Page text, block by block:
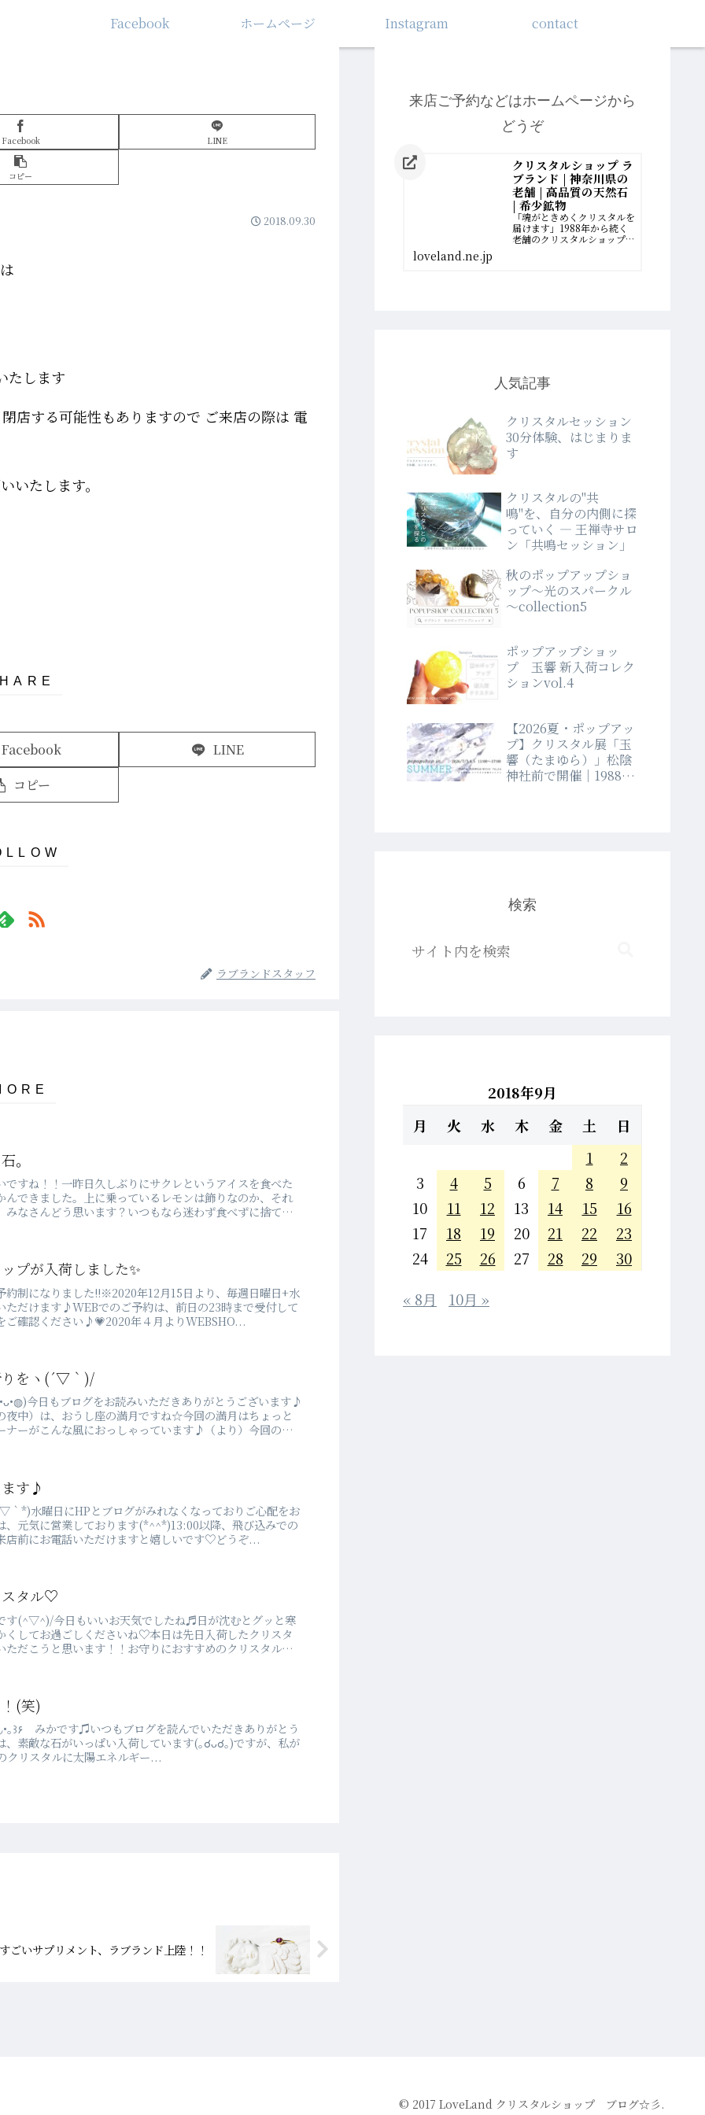
Facebook ホームぺージ Instagram contact
Facebook LINE
コピー
2018.09.30
たします
店する可能性もありますので ご来店の際は 電
いたします。
Facebook
LINE
コピー
ラブランドスタッフ
。
すね！！一昨日久しぶりにサクレというアイスを食べた
んできました。上に乗っているレモンは飾りなのか、それ
なさんどう思います？いつもなら迷わず食べずに捨てて
プが入荷しました✨
約制になりました!!※2020年12月15日より、毎週日曜日+水
ただけます♪WEBでのご予約は、前日の23時まで受付して
確認ください♪💗2020年４月よりWEBSHO...
をヽ(´▽｀)/
今日もブログをお読みいただきありがとうございます♪
夜中）は、おうし座の満月ですね☆今回の満月はちょっと
ナーがこんな風におっしゃっています♪（より）今回の満
す♪
｀*)水曜日にHPとブログがみれなくなっておりご心配をお
、元気に営業しております(*^^*)13:00以降、飛び込みでの
店前にお電話いただけますと嬉しいです♡どうぞ...
スタル♡
す(^▽^)/今日もいいお天気でしたね♬日が沈むとグッと寒
くしてお過ごしくださいね♡本日は先日入荷したクリスタ
だこうと思います！！お守りにおすすめのクリスタルた
(笑)
、素敵な石がいっぱい入荷しています(｡☌ᴗ☌｡)ですが、私が
クリスタルに太陽エネルギー...
ごいサプリメント、ラブランド上陸！！
来店ご予約などはホームページから
どうぞ
クリスタルショップ ラ
ブランド | 神奈川県の
老舗 | 高品質の天然石
| 希少鉱物
「魂がときめくクリスタルを
届けます」1988年から続く
老舗のクリスタルショップ。
loveland.ne.jp
人気記事
クリスタルセッション
30分体験、はじまりま
す
クリスタルの"共
鳴"を、自分の内側に探
っていく ― 王禅寺サロ
ン「共鳴セッション」
秋のポップアップショ
ップ～光のスパークル
～collection5
ポップアップショッ
プ 玉響 新入荷コレク
ションvol.4
【2026夏・ポップアッ
プ】クリスタル展「玉
響（たまゆら）」松陰
神社前で開催｜1988年
検索
2018年9月
月
火 水 木 金 土
日
1
2
3
4 5 6 7 8
9
10
11 12 13 14 15
16
17
18 19 20 21 22
23
24
25 26 27 28 29
30
« 8月
10月 »
© 2017 LoveLand クリスタルショップ ブログ☆彡.